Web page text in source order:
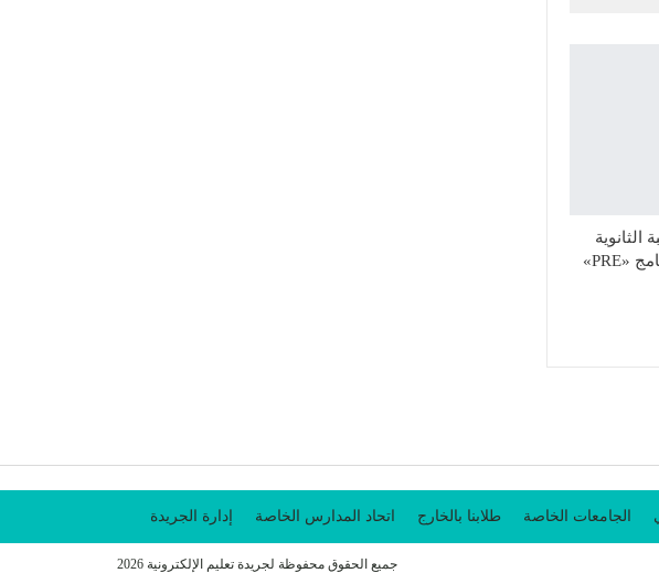
للحياة الجامعية عبر برنامج «PRE»
الجامعات الخاصة طلابنا بالخارج اتحاد المدارس الخاصة إدارة الجريدة
جميع الحقوق محفوظة لجريدة تعليم الإلكترونية 2026